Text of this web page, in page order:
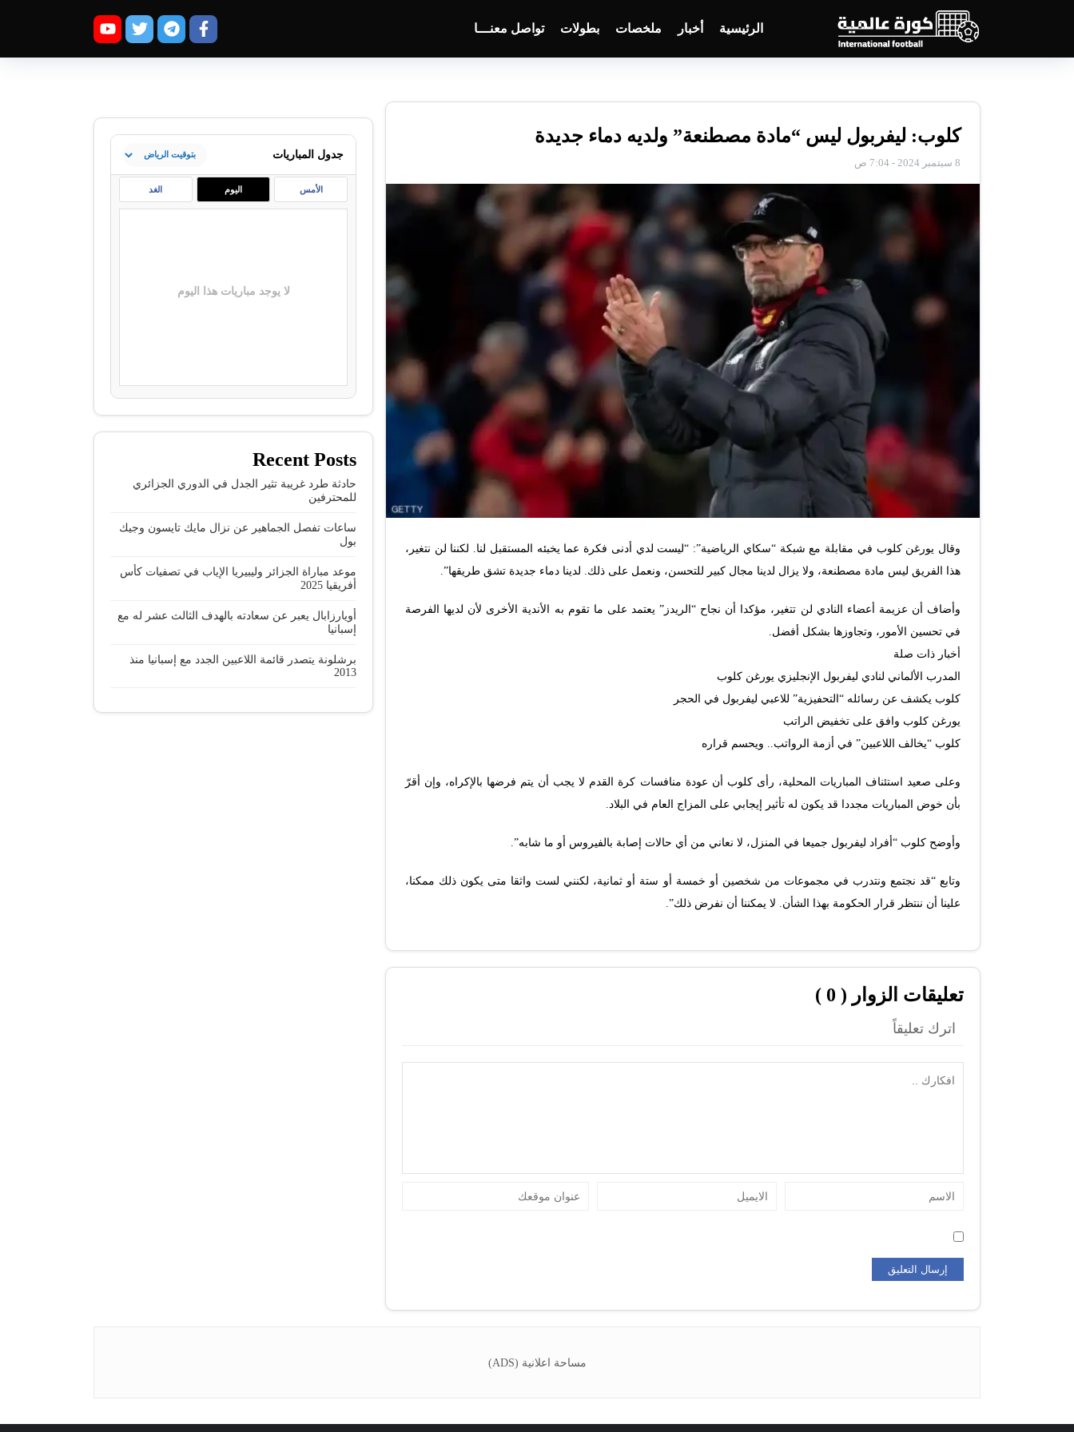
الرئيسية أخبار ملخصات بطولات تواصل معنـــا
كلوب: ليفربول ليس “مادة مصطنعة” ولديه دماء جديدة
8 سبتمبر 2024 - 7:04 ص
وقال يورغن كلوب في مقابلة مع شبكة “سكاي الرياضية”: “ليست لدي أدنى فكرة عما يخبئه المستقبل لنا. لكننا لن نتغير،
هذا الفريق ليس مادة مصطنعة، ولا يزال لدينا مجال كبير للتحسن، ونعمل على ذلك. لدينا دماء جديدة تشق طريقها”.
وأضاف أن عزيمة أعضاء النادي لن تتغير، مؤكدا أن نجاح “الريدز” يعتمد على ما تقوم به الأندية الأخرى لأن لديها الفرصة
في تحسين الأمور، وتجاوزها بشكل أفضل.
أخبار ذات صلة
المدرب الألماني لنادي ليفربول الإنجليزي يورغن كلوب
كلوب يكشف عن رسائله “التحفيزية” للاعبي ليفربول في الحجر
يورغن كلوب وافق على تخفيض الراتب
كلوب “يخالف اللاعبين” في أزمة الرواتب.. ويحسم قراره
وعلى صعيد استئناف المباريات المحلية، رأى كلوب أن عودة منافسات كرة القدم لا يجب أن يتم فرضها بالإكراه، وإن أقرّ
بأن خوض المباريات مجددا قد يكون له تأثير إيجابي على المزاج العام في البلاد.
وأوضح كلوب “أفراد ليفربول جميعا في المنزل، لا نعاني من أي حالات إصابة بالفيروس أو ما شابه”.
وتابع “قد نجتمع ونتدرب في مجموعات من شخصين أو خمسة أو ستة أو ثمانية، لكنني لست واثقا متى يكون ذلك ممكنا،
علينا أن ننتظر قرار الحكومة بهذا الشأن. لا يمكننا أن نفرض ذلك”.
تعليقات الزوار ( 0 )
اترك تعليقاً
جدول المباريات
الأمس اليوم الغد
لا يوجد مباريات هذا اليوم
Recent Posts
حادثة طرد غريبة تثير الجدل في الدوري الجزائري
للمحترفين
ساعات تفصل الجماهير عن نزال مايك تايسون وجيك
بول
موعد مباراة الجزائر وليبيريا الإياب في تصفيات كأس
أفريقيا 2025
أويارزابال يعبر عن سعادته بالهدف الثالث عشر له مع
إسبانيا
برشلونة يتصدر قائمة اللاعبين الجدد مع إسبانيا منذ
2013
مساحة اعلانية (ADS)